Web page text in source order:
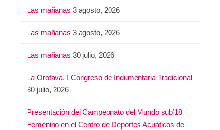
Las mañanas 3 agosto, 2026
Las mañanas 3 agosto, 2026
Las mañanas 30 julio, 2026
La Orotava. I Congreso de Indumentaria Tradicional
30 julio, 2026
Presentación del Campeonato del Mundo sub’18
Femenino en el Centro de Deportes Acuáticos de